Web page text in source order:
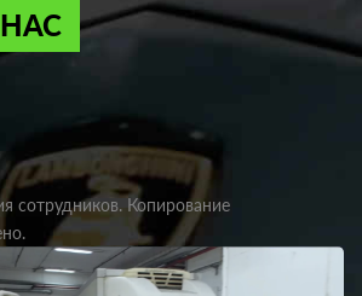
сотрудников. Копирование